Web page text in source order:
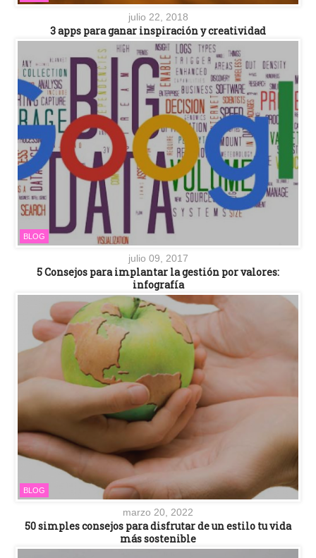
julio 22, 2018
3 apps para ganar inspiración y creatividad
BLOG
julio 09, 2017
5 Consejos para implantar la gestión por valores:
infografía
BLOG
marzo 20, 2022
50 simples consejos para disfrutar de un estilo tu vida
más sostenible